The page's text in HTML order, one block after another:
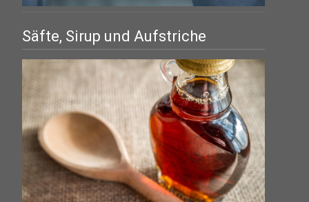
Säfte, Sirup und Aufstriche